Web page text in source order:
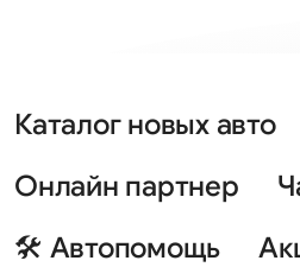
Каталог новых авто
Онлайн партнер
🛠 Автопомощь